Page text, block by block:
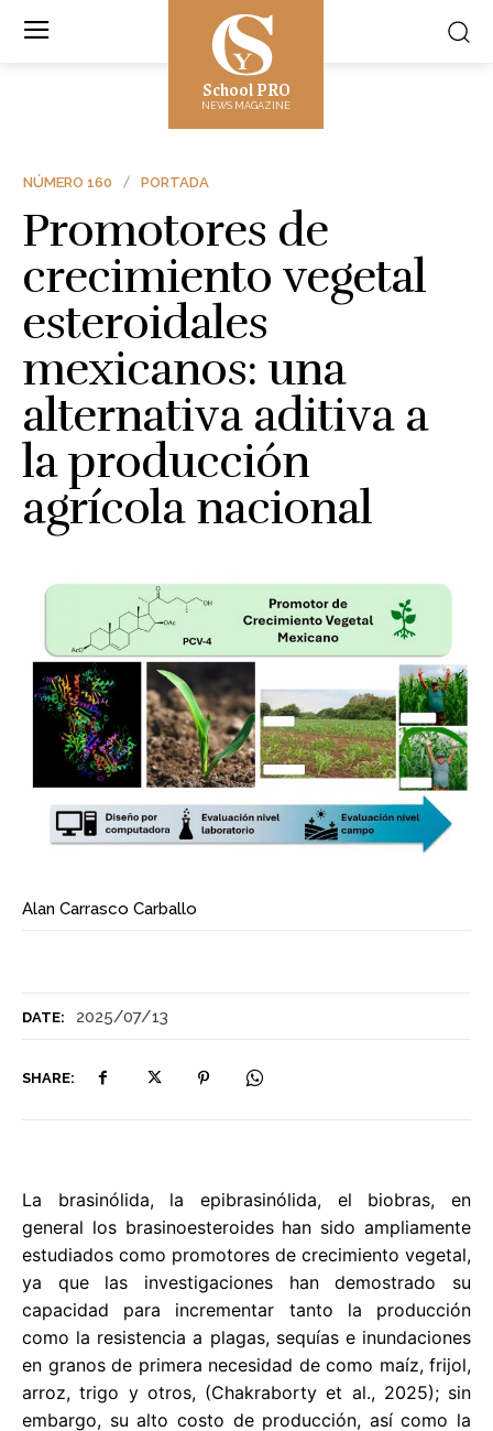
School PRO
NEWS MAGAZINE
DATE: 2025/07/13
SHARE:
NÚMERO 160 PORTADA
Promotores de
crecimiento vegetal
esteroidales
mexicanos: una
alternativa aditiva a
la producción
agrícola nacional
Alan Carrasco Carballo
La brasinólida, la epibrasinólida, el biobras, en
general los brasinoesteroides han sido ampliamente
estudiados como promotores de crecimiento vegetal,
ya que las investigaciones han demostrado su
capacidad para incrementar tanto la producción
como la resistencia a plagas, sequías e inundaciones
en granos de primera necesidad de como maíz, frijol,
arroz, trigo y otros, (Chakraborty et al., 2025); sin
embargo, su alto costo de producción, así como la